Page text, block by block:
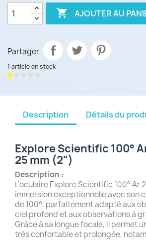
 AJOUTER AU
Partager
1 article en stock
Description Détails du
Explore Scientific 100°
25 mm (2")
Description :
L’oculaire Explore Scientific 100° Ar
immersion exceptionnelle avec son
de 100°, parfaitement adapté aux
ciel profond et aux observations à
Grâce à sa longue focale, il permet
très confortable et prolongée,